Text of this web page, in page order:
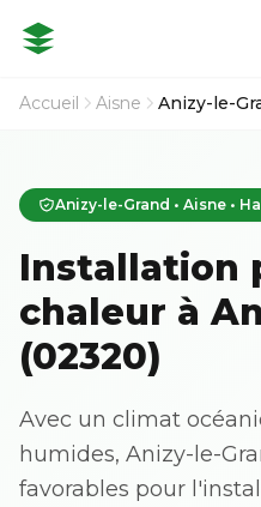
Accueil Aisne Anizy-le-
Anizy-le-Grand • Aisne •
Installation
chaleur à
(02320)
Avec un climat
humides, Anizy-le-
favorables pour